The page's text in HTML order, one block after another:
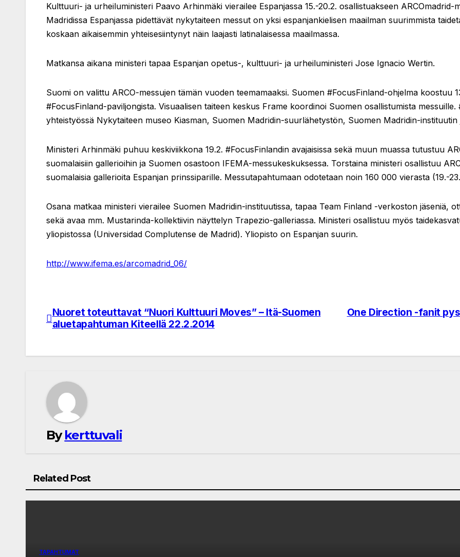
Kulttuuri- ja urheiluministeri Paavo Arhinmäki vierailee Espanjassa 15.-20.2. osallistuakseen ARCOmadrid-
Madridissa Espanjassa pidettävät nykytaiteen messut on yksi espanjankielisen maailman suurimmista
koskaan aikaisemmin yhteisesiintynyt näin laajasti latinalaisessa maailmassa.
Matkansa aikana ministeri tapaa Espanjan opetus-, kulttuuri- ja urheiluministeri Jose Ignacio Wertin.
Suomi on valittu ARCO-messujen tämän vuoden teemamaaksi. Suomen #FocusFinland-ohjelma koostuu
#FocusFinland-paviljongista. Visuaalisen taiteen keskus Frame koordinoi Suomen osallistumista
yhteistyössä Nykytaiteen museo Kiasman, Suomen Madridin-suurlähetystön, Suomen Madridin-instituutin
Ministeri Arhinmäki puhuu keskiviikkona 19.2. #FocusFinlandin avajaisissa sekä muun muassa tutustuu
suomalaisiin gallerioihin ja Suomen osastoon IFEMA-messukeskuksessa. Torstaina ministeri osallistuu
suomalaisia gallerioita Espanjan prinssiparille. Messutapahtumaan odotetaan noin 160 000 vierasta (19.-
Osana matkaa ministeri vierailee Suomen Madridin-instituutissa, tapaa Team Finland -verkoston jäseniä,
sekä avaa mm. Mustarinda-kollektiivin näyttelyn Trapezio-galleriassa. Ministeri osallistuu myös
yliopistossa (Universidad Complutense de Madrid). Yliopisto on Espanjan suurin.
http://www.ifema.es/arcomadrid_06/
Post
One Direction -fanit
Nuoret toteuttavat “Nuori Kulttuuri Moves” – Itä-Suomen
aluetapahtuman Kiteellä 22.2.2014
Bykerttuvali
Related Post
TAPAHTUMAT